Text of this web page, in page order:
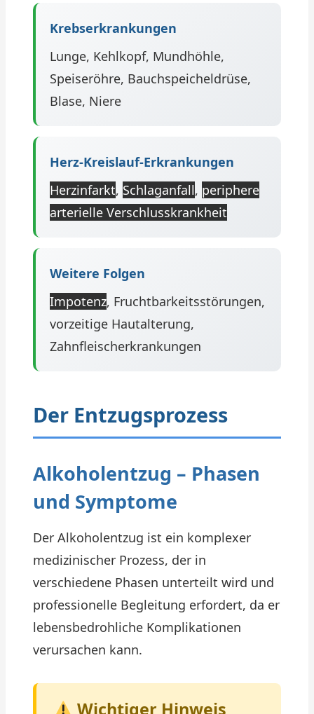
Krebserkrankungen
Lunge, Kehlkopf, Mundhöhle,
Speiseröhre, Bauchspeicheldrüse,
Blase, Niere
Herz-Kreislauf-Erkrankungen
Herzinfarkt, Schlaganfall, periphere
arterielle Verschlusskrankheit
Weitere Folgen
Impotenz, Fruchtbarkeitsstörungen,
vorzeitige Hautalterung,
Zahnfleischerkrankungen
Der Entzugsprozess
Alkoholentzug – Phasen
und Symptome
Der Alkoholentzug ist ein komplexer
medizinischer Prozess, der in
verschiedene Phasen unterteilt wird und
professionelle Begleitung erfordert, da er
lebensbedrohliche Komplikationen
verursachen kann.
Wichtiger Hinweis